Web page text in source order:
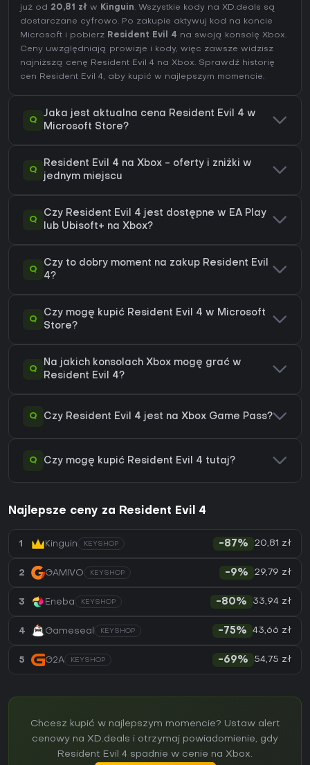
już od 20,81 zł w Kinguin. Wszystkie kody na XD.deals są
dostarczane cyfrowo. Po zakupie aktywuj kod na koncie
Microsoft i pobierz Resident Evil 4 na swoją konsolę Xbox.
Ceny uwzględniają prowizje i kody, więc zawsze widzisz
najniższą cenę Resident Evil 4 na Xbox. Sprawdź historię
cen Resident Evil 4, aby kupić w najlepszym momencie.
Q
Jaka jest aktualna cena Resident Evil 4 w
Microsoft Store?
Q
Resident Evil 4 na Xbox - oferty i zniżki w
jednym miejscu
Q
Czy Resident Evil 4 jest dostępne w EA Play
lub Ubisoft+ na Xbox?
Q
Czy to dobry moment na zakup Resident Evil
4?
Q
Czy mogę kupić Resident Evil 4 w Microsoft
Store?
Q
Na jakich konsolach Xbox mogę grać w
Resident Evil 4?
Q Czy Resident Evil 4 jest na Xbox Game Pass?
Q Czy mogę kupić Resident Evil 4 tutaj?
Najlepsze ceny za Resident Evil 4
1 Kinguin KEYSHOP -87% 20,81 zł
2 GAMIVO KEYSHOP -9% 29,79 zł
3 Eneba KEYSHOP -80% 33,94 zł
4 Gameseal KEYSHOP -75% 43,66 zł
5 G2A KEYSHOP -69% 54,75 zł
Chcesz kupić w najlepszym momencie? Ustaw alert
cenowy na XD.deals i otrzymaj powiadomienie, gdy
Resident Evil 4 spadnie w cenie na Xbox.